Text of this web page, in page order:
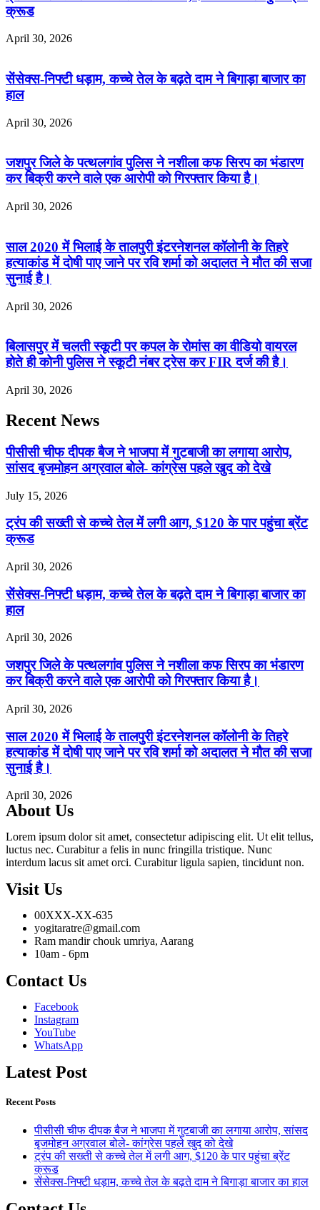
क्रूड
April 30, 2026
सेंसेक्स-निफ्टी धड़ाम, कच्चे तेल के बढ़ते दाम ने बिगाड़ा बाजार का
हाल
April 30, 2026
जशपुर जिले के पत्थलगांव पुलिस ने नशीला कफ सिरप का भंडारण
कर बिक्री करने वाले एक आरोपी को गिरफ्तार किया है।
April 30, 2026
साल 2020 में भिलाई के तालपुरी इंटरनेशनल कॉलोनी के तिहरे
हत्याकांड में दोषी पाए जाने पर रवि शर्मा को अदालत ने मौत की सजा
सुनाई है।
April 30, 2026
बिलासपुर में चलती स्कूटी पर कपल के रोमांस का वीडियो वायरल
होते ही कोनी पुलिस ने स्कूटी नंबर ट्रेस कर FIR दर्ज की है।
April 30, 2026
Recent News
पीसीसी चीफ दीपक बैज ने भाजपा में गुटबाजी का लगाया आरोप,
सांसद बृजमोहन अग्रवाल बोले- कांग्रेस पहले खुद को देखे
July 15, 2026
ट्रंप की सख्ती से कच्चे तेल में लगी आग, $120 के पार पहुंचा ब्रेंट
क्रूड
April 30, 2026
सेंसेक्स-निफ्टी धड़ाम, कच्चे तेल के बढ़ते दाम ने बिगाड़ा बाजार का
हाल
April 30, 2026
जशपुर जिले के पत्थलगांव पुलिस ने नशीला कफ सिरप का भंडारण
कर बिक्री करने वाले एक आरोपी को गिरफ्तार किया है।
April 30, 2026
साल 2020 में भिलाई के तालपुरी इंटरनेशनल कॉलोनी के तिहरे
हत्याकांड में दोषी पाए जाने पर रवि शर्मा को अदालत ने मौत की सजा
सुनाई है।
April 30, 2026
About Us
Lorem ipsum dolor sit amet, consectetur adipiscing elit. Ut elit tellus,
luctus nec. Curabitur a felis in nunc fringilla tristique. Nunc
interdum lacus sit amet orci. Curabitur ligula sapien, tincidunt non.
Visit Us
00XXX-XX-635
yogitaratre@gmail.com
Ram mandir chouk umriya, Aarang
10am - 6pm
Contact Us
Facebook
Instagram
YouTube
WhatsApp
Latest Post
Recent Posts
पीसीसी चीफ दीपक बैज ने भाजपा में गुटबाजी का लगाया आरोप, सांसद
बृजमोहन अग्रवाल बोले- कांग्रेस पहले खुद को देखे
ट्रंप की सख्ती से कच्चे तेल में लगी आग, $120 के पार पहुंचा ब्रेंट
क्रूड
सेंसेक्स-निफ्टी धड़ाम, कच्चे तेल के बढ़ते दाम ने बिगाड़ा बाजार का हाल